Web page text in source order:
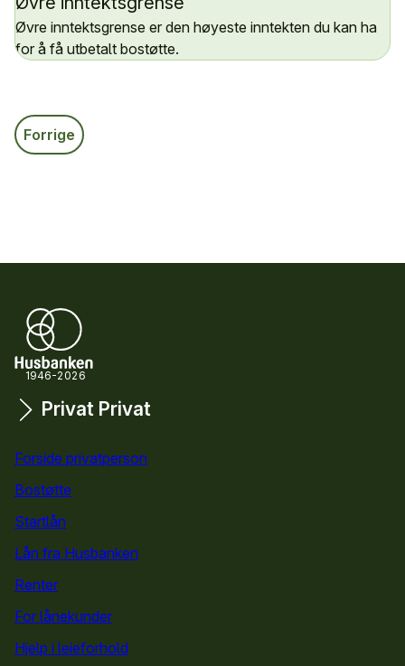
Øvre inntektsgrense er den høyeste inntekten du kan ha
for å få utbetalt bostøtte.
Forrige
1946-2026
Snarveier
Privat Privat
Forside privatperson
Bostøtte
Startlån
Lån fra Husbanken
Renter
For lånekunder
Hjelp i leieforhold